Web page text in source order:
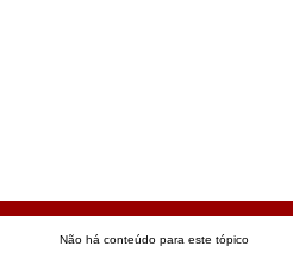
Não há conteúdo para este tópico